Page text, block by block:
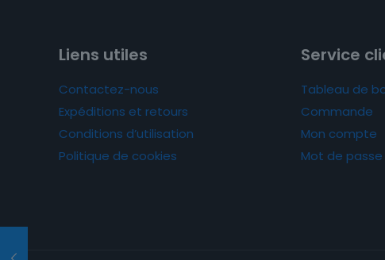
Liens utiles
Contactez-nous
Expéditions et retours
Conditions d’utilisation
Politique de cookies
Service
Tableau de
Commande
Mon compte
Mot de